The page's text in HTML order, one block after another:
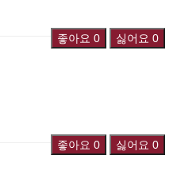
좋아요 0 싫어요 0
좋아요 0 싫어요 0